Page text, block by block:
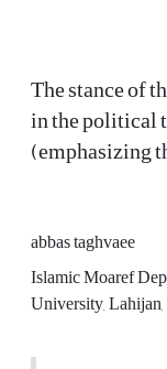
The stance of
in the political
(emphasizing
abbas taghvaee
Islamic Moaref
University,